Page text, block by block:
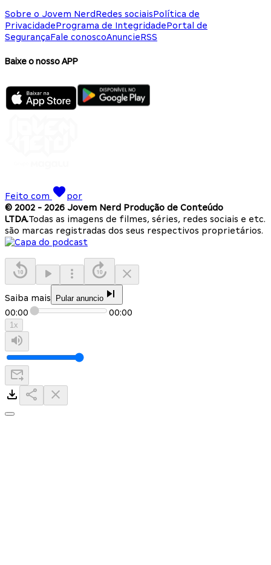
Sobre o Jovem NerdRedes sociaisPolítica de
PrivacidadePrograma de IntegridadePortal de
SegurançaFale conoscoAnuncieRSS
Baixe o nosso APP
Feito com
por
© 2002 - 2026 Jovem Nerd Produção de Conteúdo
LTDA.Todas as imagens de filmes, séries, redes sociais e etc.
são marcas registradas dos seus respectivos proprietários.
Saiba mais Pular anuncio
00:00 00:00
1x